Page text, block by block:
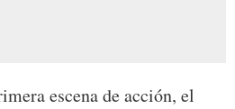
escena de acción, el